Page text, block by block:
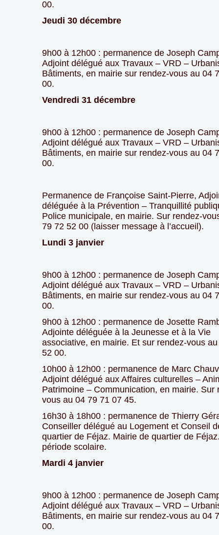
00.
Jeudi 30 décembre
9h00 à 12h00 : permanence de Joseph
Adjoint délégué aux Travaux – VRD –
Bâtiments, en mairie sur rendez-vous au 04
00.
Vendredi 31 décembre
9h00 à 12h00 : permanence de Joseph
Adjoint délégué aux Travaux – VRD –
Bâtiments, en mairie sur rendez-vous au 04
00.
Permanence de Françoise Saint-Pierre,
déléguée à la Prévention – Tranquillité
Police municipale, en mairie. Sur rendez-
79 72 52 00 (laisser message à l’accueil).
Lundi 3 janvier
9h00 à 12h00 : permanence de Joseph
Adjoint délégué aux Travaux – VRD –
Bâtiments, en mairie sur rendez-vous au 04
00.
9h00 à 12h00 : permanence de Josette
Adjointe déléguée à la Jeunesse et à la Vie
associative, en mairie. Et sur rendez-vous
52 00.
10h00 à 12h00 : permanence de Marc
Adjoint délégué aux Affaires culturelles –
Patrimoine – Communication, en mairie. Sur
vous au 04 79 71 07 45.
16h30 à 18h00 : permanence de Thierry
Conseiller délégué au Logement et Conseil
quartier de Féjaz. Mairie de quartier de
période scolaire.
Mardi 4 janvier
9h00 à 12h00 : permanence de Joseph
Adjoint délégué aux Travaux – VRD –
Bâtiments, en mairie sur rendez-vous au 04
00.